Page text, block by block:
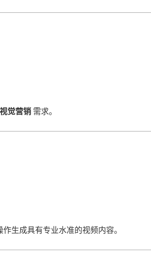
视觉营销 需求。
生成具有专业水准的视频内容。